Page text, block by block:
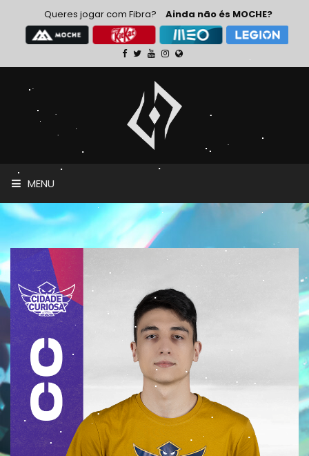
Queres jogar com Fibra? Ainda não és MOCHE?
MENU